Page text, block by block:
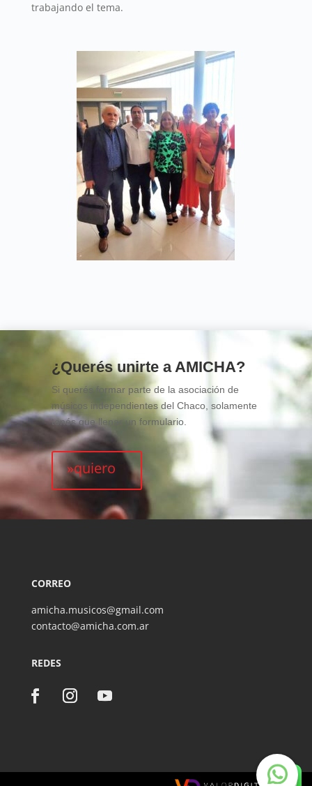
trabajando el tema.
¿Querés unirte a AMICHA?
Si querés formar parte de la asociación de
músicos independientes del Chaco, solamente
tenés que llenar un formulario.
»quiero
CORREO
amicha.musicos@gmail.com
contacto@amicha.com.ar
REDES